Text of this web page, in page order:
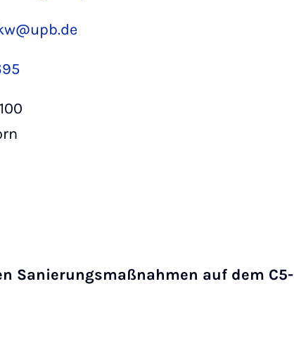
Sanierungsmaßnahmen auf dem C5-